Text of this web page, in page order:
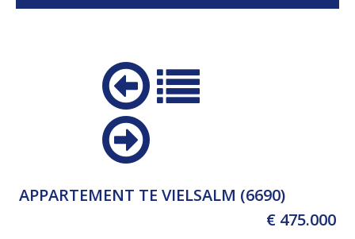
APPARTEMENT TE VIELSALM (6690)
€ 475.000